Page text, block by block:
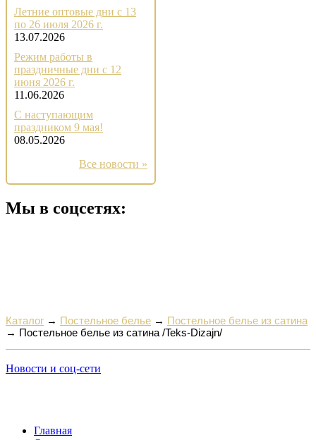
Летние оптовые дни с 13
по 26 июля 2026 г.
13.07.2026
Режим работы в
праздничные дни с 12
июня 2026 г.
11.06.2026
С наступающим
праздником 9 мая!
08.05.2026
Все новости »
Мы в соцсетях:
Каталог → Постельное белье → Постельное белье из сатина
→ Постельное белье из сатина /Teks-Dizajn/
Новости и соц-сети
Главная